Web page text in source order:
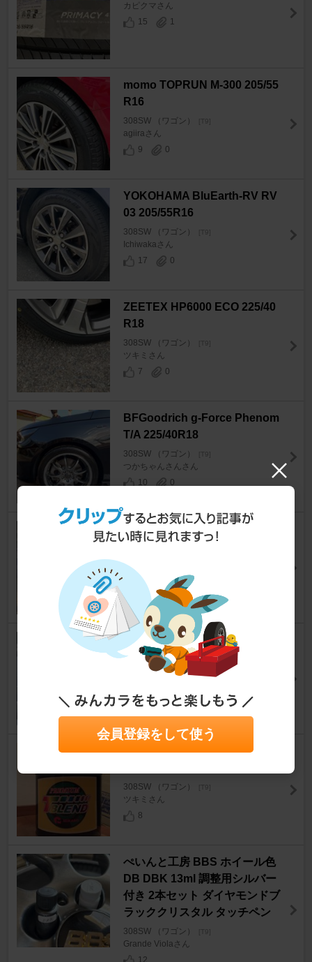
カピクマさん
15
1
momo TOPRUN M-300 205/55
R16
308SW （ワゴン） [T9]
agiiraさん
9
0
YOKOHAMA BluEarth-RV RV
03 205/55R16
308SW （ワゴン） [T9]
Ichiwakaさん
17
0
ZEETEX HP6000 ECO 225/40
R18
308SW （ワゴン） [T9]
ツキミさん
7
0
BFGoodrich g-Force Phenom
T/A 225/40R18
308SW （ワゴン） [T9]
つかちゃんさんさん
10
0
mikado T-BLEND PREMIUM
ACEA C3 SN 0W30
308SW （ワゴン）
ツキミさん
Root925 ドリンクホルダー収
納、収納ボックス
308SW （ワゴン） [T9]
13
mikado T-ﾌﾞﾚﾝﾄﾞ PREMIUM AC
308SW （ワゴン） [T9]
ツキミさん
8
ぺいんと工房 BBS ホイール色
DB DBK 13ml 調整用シルバー
付き 2本セット ダイヤモンドブ
ラッククリスタル タッチペン
308SW （ワゴン） [T9]
Grande Violaさん
会員登録をして使う